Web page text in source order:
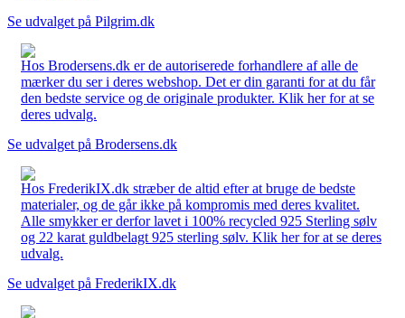
Se udvalget på Pilgrim.dk
Hos Brodersens.dk er de autoriserede forhandlere af alle de
mærker du ser i deres webshop. Det er din garanti for at du får
den bedste service og de originale produkter. Klik her for at se
deres udvalg.
Se udvalget på Brodersens.dk
Hos FrederikIX.dk stræber de altid efter at bruge de bedste
materialer, og de går ikke på kompromis med deres kvalitet.
Alle smykker er derfor lavet i 100% recycled 925 Sterling sølv
og 22 karat guldbelagt 925 sterling sølv. Klik her for at se deres
udvalg.
Se udvalget på FrederikIX.dk